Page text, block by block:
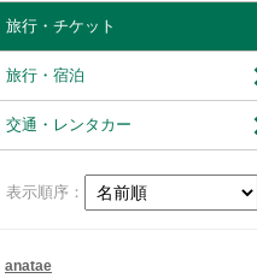
旅行・チケット
旅行・宿泊
交通・レンタカー
表示順序：
anatae